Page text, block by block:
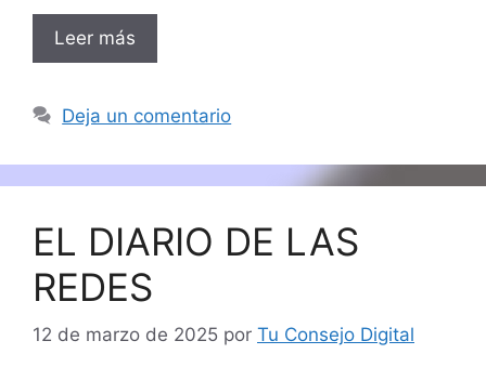
Leer más
Deja un comentario
EL DIARIO DE LAS
REDES
12 de marzo de 2025 por Tu Consejo Digital